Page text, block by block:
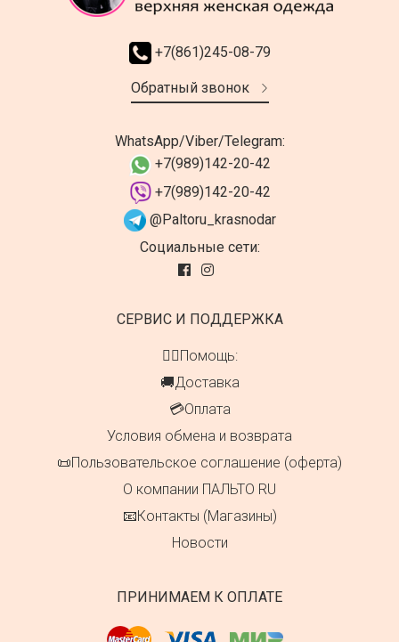
+7(861)245-08-79
Обратный звонок
WhatsApp/Viber/Telegram:
+7(989)142-20-42
+7(989)142-20-42
@Paltoru_krasnodar
Социальные сети:
СЕРВИС И ПОДДЕРЖКА
👍🏻Помощь:
🚚Доставка
💳Оплата
Условия обмена и возврата
📜Пользовательское соглашение (оферта)
О компании ПАЛЬТО RU
📧Контакты (Магазины)
Новости
ПРИНИМАЕМ К ОПЛАТЕ